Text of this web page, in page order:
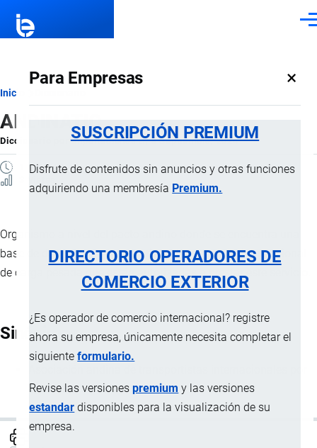
Para Empresas ×
SUSCRIPCIÓN PREMIUM
Disfrute de contenidos sin anuncios y otras funciones
adquiriendo una membresía Premium.
DIRECTORIO OPERADORES DE
COMERCIO EXTERIOR
¿Es operador de comercio internacional? registre
ahora su empresa, únicamente necesita completar el
siguienteformulario.
Revise las versionespremium y las versiones
estandar disponibles para la visualización de su
empresa.
Ruta
de
navegación
Inicio
ANDINATIC
Diccionario porImportaciones …, 8 Septiembre, 2024
1 MINUTO
Organismo a nivel del pacto andino donde se encuentra una
base de datos de las cooperativas detransporteinternacional
de carga pesada que están autorizadas a prestar este servicio.
Sinónimos
carretera